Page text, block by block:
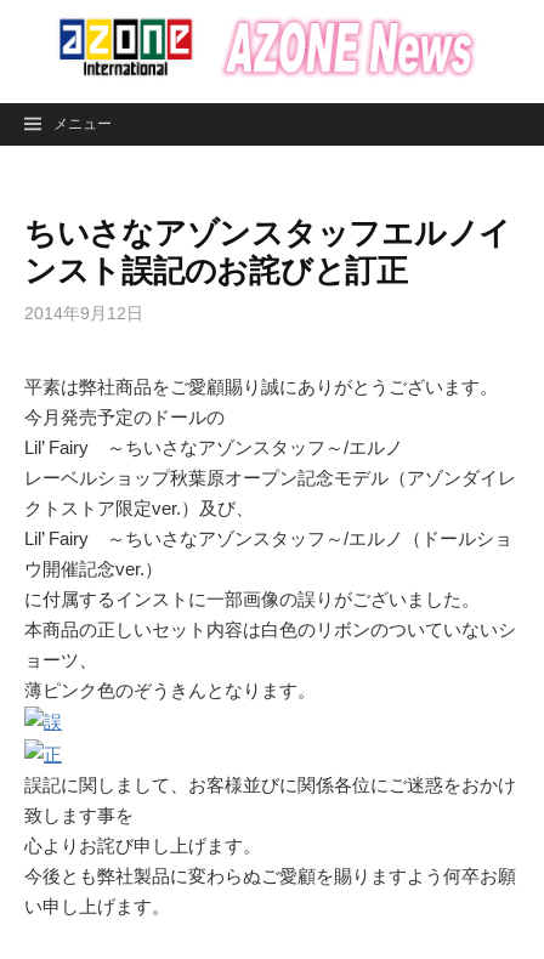
ン
メニュー
ちいさなアゾンスタッフエルノイ
ンスト誤記のお詫びと訂正
2014年9月12日
平素は弊社商品をご愛顧賜り誠にありがとうございます。
今月発売予定のドールの
Lil’ Fairy ～ちいさなアゾンスタッフ～/エルノ
レーベルショップ秋葉原オープン記念モデル（アゾンダイレ
クトストア限定ver.）及び、
Lil’ Fairy ～ちいさなアゾンスタッフ～/エルノ（ドールショ
ウ開催記念ver.）
に付属するインストに一部画像の誤りがございました。
本商品の正しいセット内容は白色のリボンのついていないシ
ョーツ、
薄ピンク色のぞうきんとなります。
誤記に関しまして、お客様並びに関係各位にご迷惑をおかけ
致します事を
心よりお詫び申し上げます。
今後とも弊社製品に変わらぬご愛顧を賜りますよう何卒お願
い申し上げます。